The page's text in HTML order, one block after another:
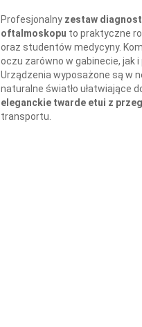
Profesjonalny zestaw
oftalmoskopu to praktyczne
oraz studentów medycyny.
oczu zarówno w gabinecie, jak
Urządzenia wyposażone są w
naturalne światło ułatwiające
eleganckie twarde etui z
transportu.